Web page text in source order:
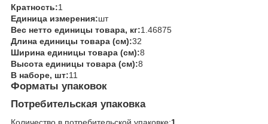
Кратность:1
Единица измерения:шт
Вес нетто единицы товара, кг:1.46875
Длина единицы товара (см):32
Ширина единицы товара (см):8
Высота единицы товара (см):8
В наборе, шт:11
Форматы упаковок
Потребительская упаковка
Количество в потребительской упаковке:1